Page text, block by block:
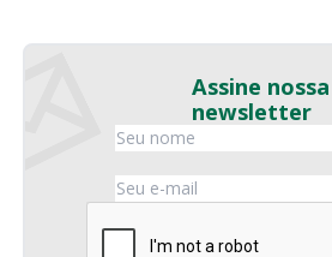
Assine nossa
newsletter